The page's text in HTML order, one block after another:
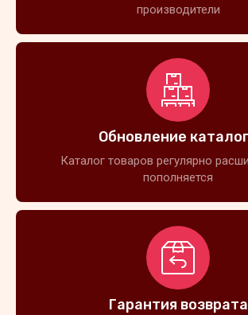
производители
Обновление
Каталог товаров регулярно
пополняется
Гарантия возврата